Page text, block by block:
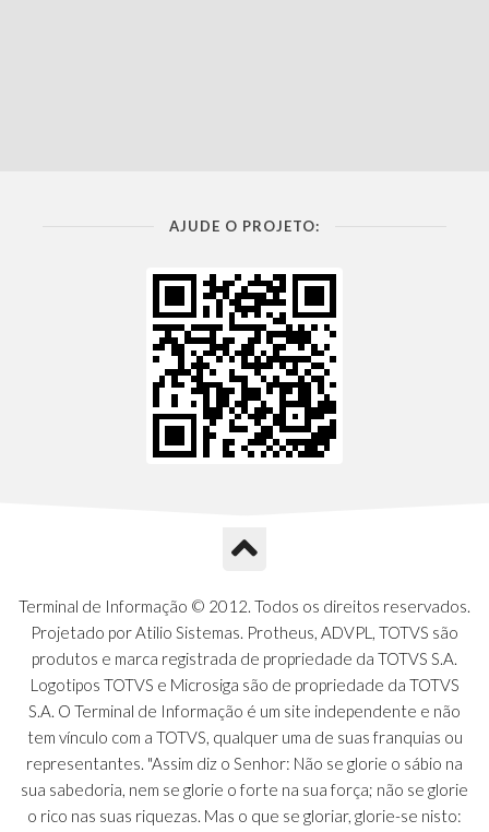
AJUDE O PROJETO:
Terminal de Informação © 2012. Todos os direitos reservados.
Projetado por Atilio Sistemas. Protheus, ADVPL, TOTVS são
produtos e marca registrada de propriedade da TOTVS S.A.
Logotipos TOTVS e Microsiga são de propriedade da TOTVS
S.A. O Terminal de Informação é um site independente e não
tem vínculo com a TOTVS, qualquer uma de suas franquias ou
representantes. "Assim diz o Senhor: Não se glorie o sábio na
sua sabedoria, nem se glorie o forte na sua força; não se glorie
o rico nas suas riquezas. Mas o que se gloriar, glorie-se nisto: